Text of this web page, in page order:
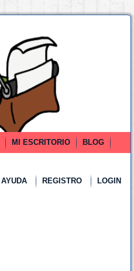
MI ESCRITORIO
BLOG
AYUDA REGISTRO LOGIN